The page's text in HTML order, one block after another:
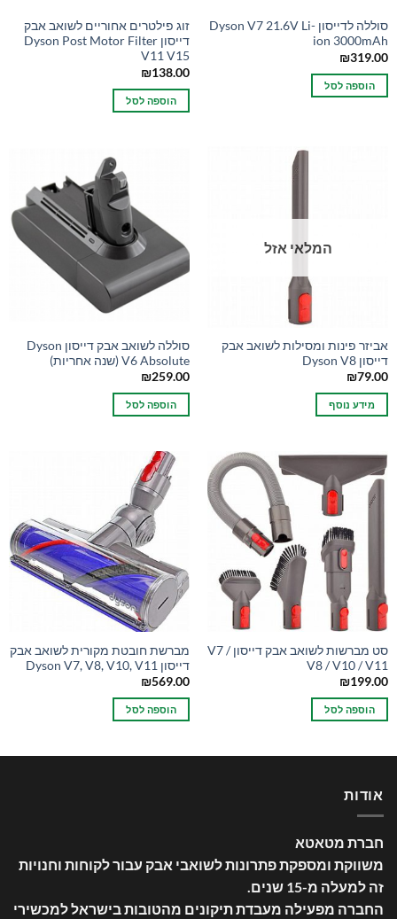
סוללה לדייסון Dyson V7 21.6V Li-
ion 3000mAh
₪319.00
הוספה לסל
זוג פילטרים אחוריים לשואב אבק
דייסון Dyson Post Motor Filter
V11 V15
₪138.00
הוספה לסל
המלאי אזל
אביזר פינות ומסילות לשואב אבק
דייסון Dyson V8
₪79.00
מידע נוסף
סוללה לשואב אבק דייסון Dyson
V6 Absolute (שנה אחריות)
₪259.00
הוספה לסל
סט מברשות לשואב אבק דייסון V7 /
V8 / V10 / V11
₪199.00
הוספה לסל
מברשת חובטת מקורית לשואב אבק
דייסון Dyson V7, V8, V10, V11
₪569.00
הוספה לסל
אודות
חברת מטאטא
משווקת ומספקת פתרונות לשואבי אבק עבור לקוחות וחנויות
זה למעלה מ-15 שנים
.
החברה מפעילה מעבדת תיקונים מהטובות בישראל למכשירי